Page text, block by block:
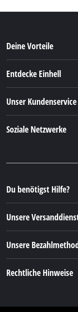
Deine Vorteile
Entdecke Einhell
Unser Kundenservice
Soziale Netzwerke
Du benötigst Hilfe?
Unsere
Unsere
Rechtliche Hinweise